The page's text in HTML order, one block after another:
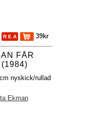
R E A 39kr
FÅR
nyskick/rullad
Ekman